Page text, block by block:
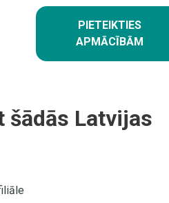
PIETEIKTIES
APMĀCĪBĀM
šādās Latvijas